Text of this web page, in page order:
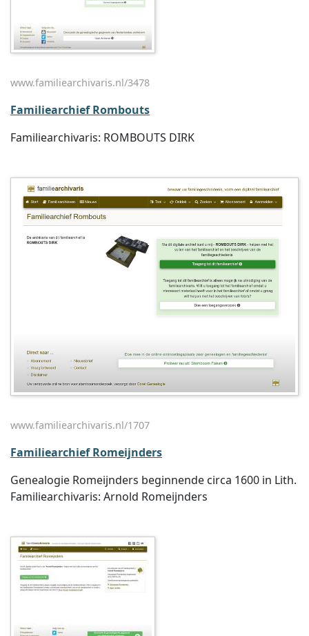
www.familiearchivaris.nl/3478
Familiearchief Rombouts
Familiearchivaris: ROMBOUTS DIRK
www.familiearchivaris.nl/1707
Familiearchief Romeijnders
Genealogie Romeijnders beginnende circa 1600 in Lith.
Familiearchivaris: Arnold Romeijnders